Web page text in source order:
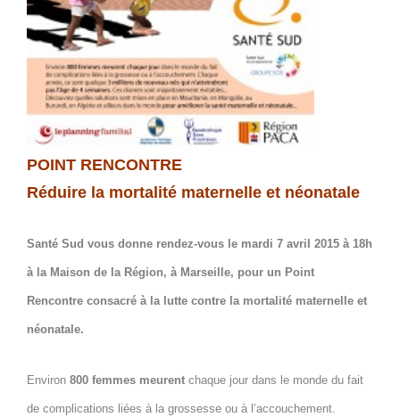
POINT RENCONTRE
Réduire la mortalité maternelle et néonatale
Santé Sud vous donne rendez-vous le mardi 7 avril 2015 à 18h
à la Maison de la Région, à Marseille, pour un Point
Rencontre consacré à la lutte contre la mortalité maternelle et
néonatale.
Environ 800 femmes meurent chaque jour dans le monde du fait
de complications liées à la grossesse ou à l’accouchement.